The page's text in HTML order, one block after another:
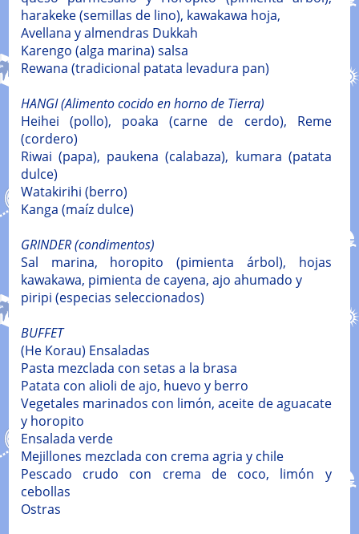
harakeke (semillas de lino), kawakawa hoja,
Avellana y almendras Dukkah
Karengo (alga marina) salsa
Rewana (tradicional patata levadura pan)
HANGI (Alimento cocido en horno de Tierra)
Heihei (pollo), poaka (carne de cerdo), Reme
(cordero)
Riwai (papa), paukena (calabaza), kumara (patata
dulce)
Watakirihi (berro)
Kanga (maíz dulce)
GRINDER (condimentos)
Sal marina, horopito (pimienta árbol), hojas
kawakawa, pimienta de cayena, ajo ahumado y
piripi (especias seleccionados)
BUFFET
(He Korau) Ensaladas
Pasta mezclada con setas a la brasa
Patata con alioli de ajo, huevo y berro
Vegetales marinados con limón, aceite de aguacate
y horopito
Ensalada verde
Mejillones mezclada con crema agria y chile
Pescado crudo con crema de coco, limón y
cebollas
Ostras